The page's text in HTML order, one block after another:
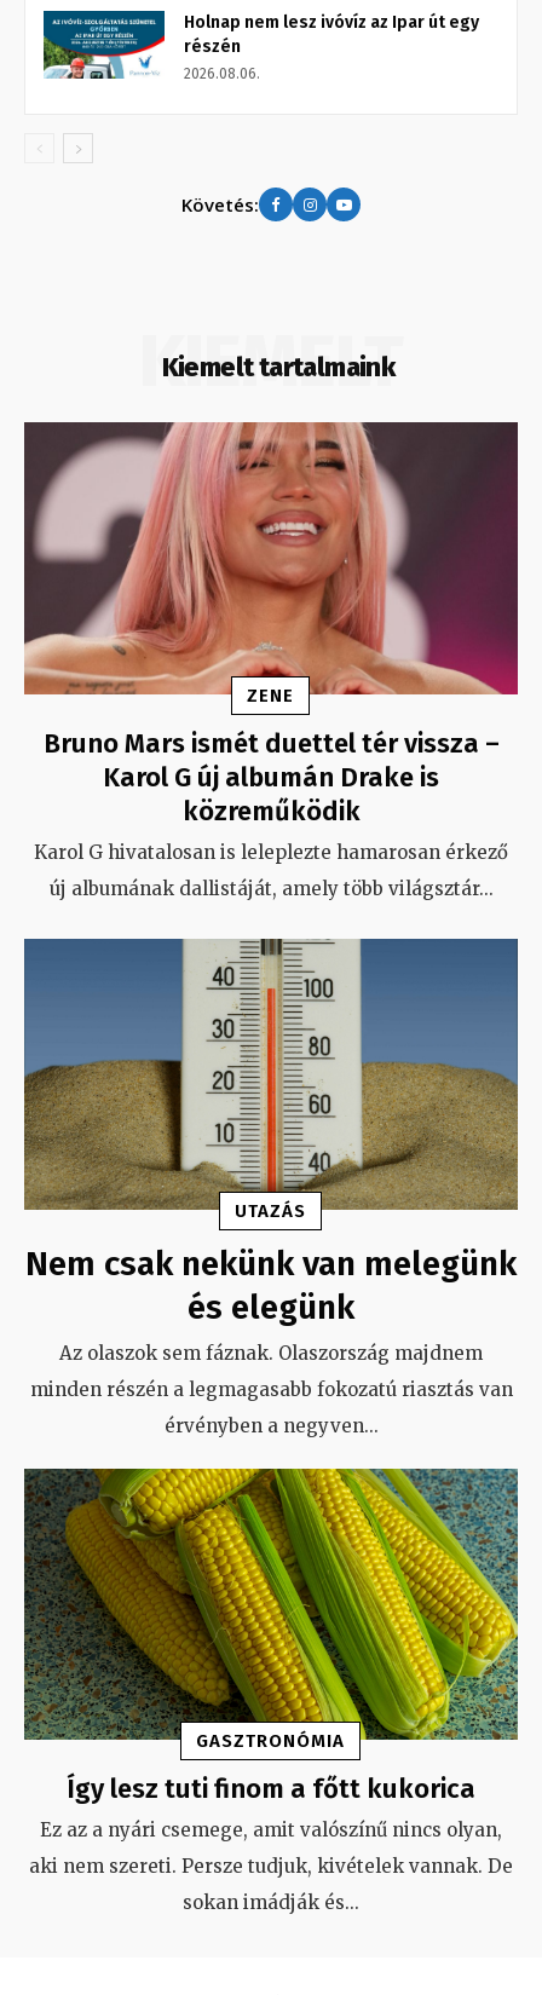
Holnap nem lesz ivóvíz az Ipar út egy
részén
2026.08.06.
Követés:
Kiemelt tartalmaink
KIEMELT
ZENE
Bruno Mars ismét duettel tér vissza –
Karol G új albumán Drake is
közreműködik
Karol G hivatalosan is leleplezte hamarosan érkező
új albumának dallistáját, amely több világsztár...
UTAZÁS
Nem csak nekünk van melegünk
és elegünk
Az olaszok sem fáznak. Olaszország majdnem
minden részén a legmagasabb fokozatú riasztás van
érvényben a negyven...
GASZTRONÓMIA
Így lesz tuti finom a főtt kukorica
Ez az a nyári csemege, amit valószínű nincs olyan,
aki nem szereti. Persze tudjuk, kivételek vannak. De
sokan imádják és...